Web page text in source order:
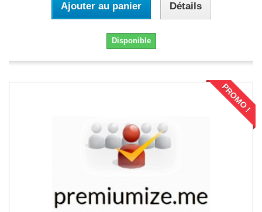
Ajouter au panier Détails
Disponible
PROMO !